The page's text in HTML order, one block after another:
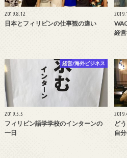
2019.8.12
日本とフィリピンの仕事観の違い
経
経営/海外ビジネス
2019.5.5
フィリピン語学学校のインターンの
一日
ど
自